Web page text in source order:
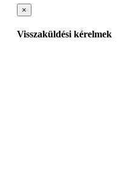
×
Visszaküldési kérelmek